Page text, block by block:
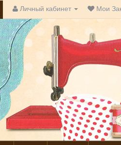
Личный кабинет Мои